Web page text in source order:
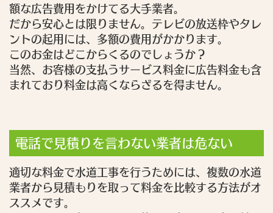
額な広告費用をかけてる大手業者。
だから安心とは限りません。テレビの放送枠やタレ
ントの起用には、多額の費用がかかります。
このお金はどこからくるのでしょうか？
当然、お客様の支払うサービス料金に広告料金も含
まれており料金は高くならざるを得ません。
電話で見積りを言わない業者は危ない
適切な料金で水道工事を行うためには、複数の水道
業者から見積もりを取って料金を比較する方法がオ
ススメです。